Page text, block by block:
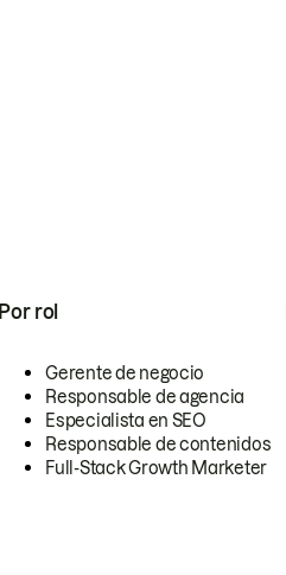
Por rol
Gerente de negocio
Responsable de agencia
Especialista en SEO
Responsable de contenidos
Full-Stack Growth Marketer